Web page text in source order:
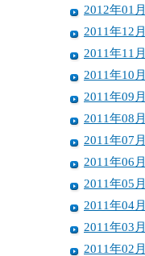
2012年01月
2011年12月
2011年11月
2011年10月
2011年09月
2011年08月
2011年07月
2011年06月
2011年05月
2011年04月
2011年03月
2011年02月